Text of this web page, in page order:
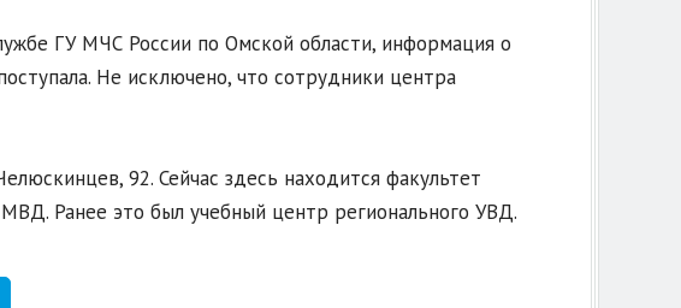
ГУ МЧС России по Омской области, информация о
Не исключено, что сотрудники центра
92. Сейчас здесь находится факультет
Ранее это был учебный центр регионального УВД.